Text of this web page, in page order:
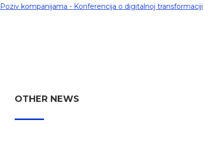
Poziv kompanijama - Konferencija o digitalnoj transformaciji
OTHER NEWS